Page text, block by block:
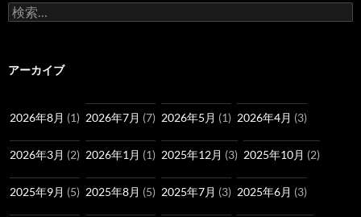
検
索:
アーカイブ
2026年8月 (1) 2026年7月 (7) 2026年5月 (1) 2026年4月 (3)
2026年3月 (2) 2026年1月 (1) 2025年12月 (3) 2025年10月 (2)
2025年9月 (5) 2025年8月 (5) 2025年7月 (3) 2025年6月 (3)